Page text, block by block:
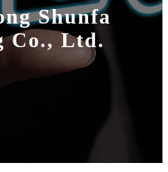
Shunfa
Co., Ltd.